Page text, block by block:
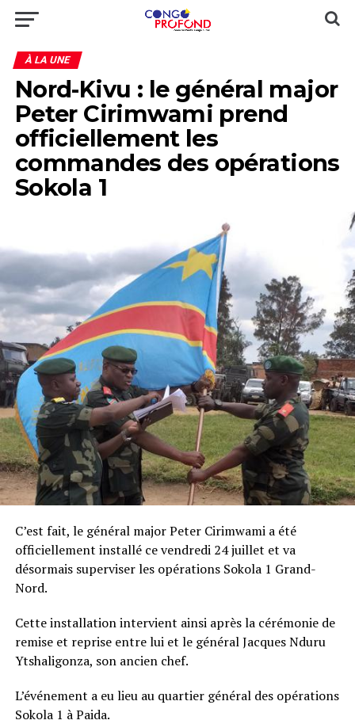
À LA UNE
Nord-Kivu : le général major
Peter Cirimwami prend
officiellement les
commandes des opérations
Sokola 1
C’est fait, le général major Peter Cirimwami a été
officiellement installé ce vendredi 24 juillet et va
désormais superviser les opérations Sokola 1 Grand-
Nord.
Cette installation intervient ainsi après la cérémonie de
remise et reprise entre lui et le général Jacques Nduru
Ytshaligonza, son ancien chef.
L’événement a eu lieu au quartier général des opérations
Sokola 1 à Paida.